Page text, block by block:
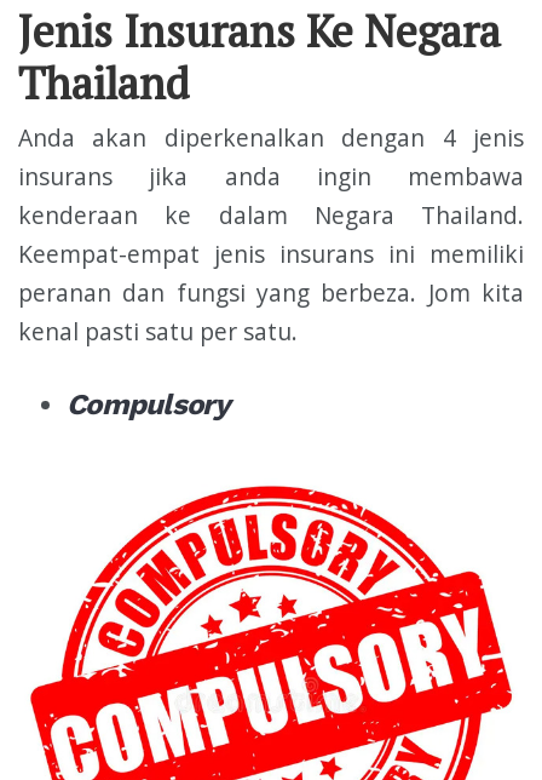
Jenis Insurans Ke Negara
Thailand
Anda akan diperkenalkan dengan 4 jenis
insurans jika anda ingin membawa
kenderaan ke dalam Negara Thailand.
Keempat-empat jenis insurans ini memiliki
peranan dan fungsi yang berbeza. Jom kita
kenal pasti satu per satu.
Compulsory